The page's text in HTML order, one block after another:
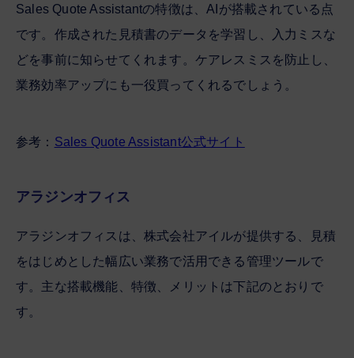
Sales Quote Assistantの特徴は、AIが搭載されている点
です。作成された見積書のデータを学習し、入力ミスな
どを事前に知らせてくれます。ケアレスミスを防止し、
業務効率アップにも一役買ってくれるでしょう。
参考： Sales Quote Assistant公式サイト
アラジンオフィス
アラジンオフィスは、株式会社アイルが提供する、見積
をはじめとした幅広い業務で活用できる管理ツールで
す。主な搭載機能、特徴、メリットは下記のとおりで
す。